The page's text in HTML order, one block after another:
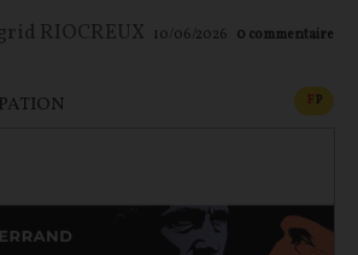
RIOCREUX 10/06/2026 0 commentaire
FP